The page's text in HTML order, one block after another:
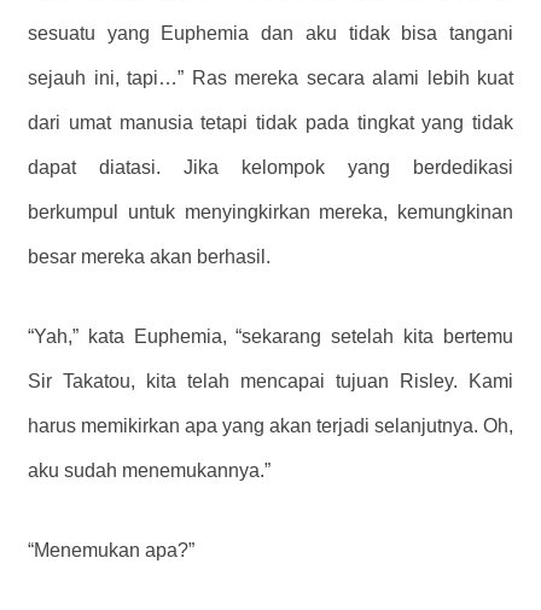
sesuatu yang Euphemia dan aku tidak bisa tangani
sejauh ini, tapi…” Ras mereka secara alami lebih kuat
dari umat manusia tetapi tidak pada tingkat yang tidak
dapat diatasi. Jika kelompok yang berdedikasi
berkumpul untuk menyingkirkan mereka, kemungkinan
besar mereka akan berhasil.
“Yah,” kata Euphemia, “sekarang setelah kita bertemu
Sir Takatou, kita telah mencapai tujuan Risley. Kami
harus memikirkan apa yang akan terjadi selanjutnya. Oh,
aku sudah menemukannya.”
“Menemukan apa?”